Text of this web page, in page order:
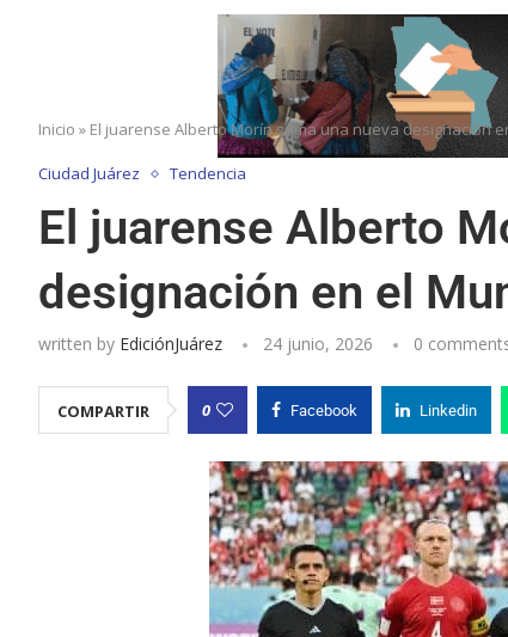
Inicio » El juarense Alberto Morín suma una nueva designación
Ciudad Juárez Tendencia
El juarense Alberto
designación en el
written by EdiciónJuárez 24 junio, 2026 0
COMPARTIR 0 Facebook Linkedin